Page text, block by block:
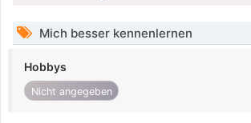
Mich besser kennenlernen
Hobbys
Nicht angegeben